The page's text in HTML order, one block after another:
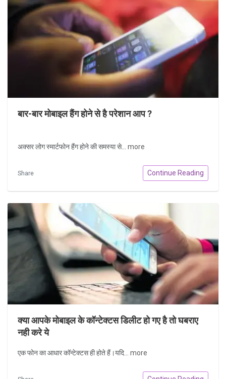
बार-बार मोबाइल हैंग होने से है परेशान आप ?
अक्सर लोग स्मार्टफोन हैंग होने की समस्या से... more
Share Continue Reading
क्या आपके मोबाइल के कॉन्टेक्टस डिलीट हो गए है तो घबराए
नही करे ये
एक फोन का आधार कॉन्टेक्टस ही होते हैं।यदि... more